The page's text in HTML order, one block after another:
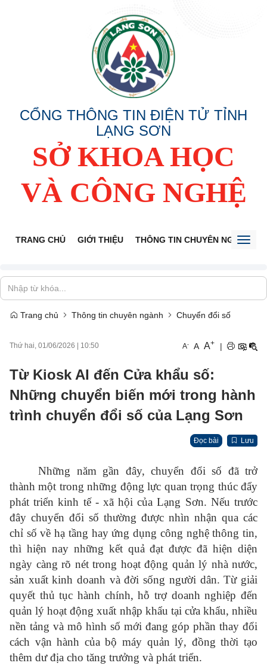
CỔNG THÔNG TIN ĐIỆN TỬ TỈNH
LẠNG SƠN
SỞ KHOA HỌC
VÀ CÔNG NGHỆ
TRANG CHỦ GIỚI THIỆU THÔNG TIN CHUYÊN NGÀNH
Trang chủ Thông tin chuyên ngành Chuyển đổi số
Thứ hai, 01/06/2026 10:50 A- A A+ |
Từ Kiosk AI đến Cửa khẩu số:
Những chuyển biến mới trong hành
trình chuyển đổi số của Lạng Sơn
Đọc bài Lưu
Những năm gần đây, chuyển đổi số đã trở
thành một trong những động lực quan trọng thúc đẩy
phát triển kinh tế - xã hội của Lạng Sơn. Nếu trước
đây chuyển đổi số thường được nhìn nhận qua các
chỉ số về hạ tầng hay ứng dụng công nghệ thông tin,
thì hiện nay những kết quả đạt được đã hiện diện
ngày càng rõ nét trong hoạt động quản lý nhà nước,
sản xuất kinh doanh và đời sống người dân. Từ giải
quyết thủ tục hành chính, hỗ trợ doanh nghiệp đến
quản lý hoạt động xuất nhập khẩu tại cửa khẩu, nhiều
nền tảng và mô hình số mới đang góp phần thay đổi
cách vận hành của bộ máy quản lý, đồng thời tạo
thêm dư địa cho tăng trưởng và phát triển.